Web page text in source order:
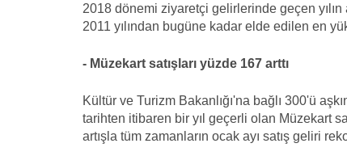
2018 dönemi ziyaretçi gelirlerinde geçen yılın
2011 yılından bugüne kadar elde edilen en
- Müzekart satışları yüzde 167 arttı
Kültür ve Turizm Bakanlığı'na bağlı 300'ü
tarihten itibaren bir yıl geçerli olan Müzekart
artışla tüm zamanların ocak ayı satış geliri